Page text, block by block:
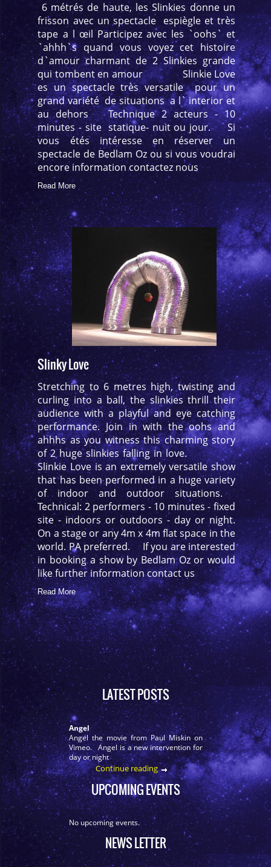
6 métrés de haute, les Slinkies donne un
frisson avec un spectacle espiègle et très
tape a l œil Participez avec les `oohs` et
`ahhh`s quand vous voyez cet histoire
d`amour charmant de 2 Slinkies grande
qui tombent en amour Slinkie Love
es un spectacle très versatile pour un
grand variété de situations a l` interior et
au dehors Technique 2 acteurs - 10
minutes - site statique- nuit ou jour. Si
vous étés intéresse en réserver un
spectacle de Bedlam Oz ou si vous voudrai
encore information contactez nous
Read More
Slinky Love
Stretching to 6 metres high, twisting and
curling into a ball, the slinkies thrill their
audience with a playful and eye catching
performance. Join in with the oohs and
ahhhs as you witness this charming story
of 2 huge slinkies falling in love.
Slinkie Love is an extremely versatile show
that has been performed in a huge variety
of indoor and outdoor situations.
Technical: 2 performers - 10 minutes - fixed
site - indoors or outdoors - day or night.
On a stage or any 4m x 4m flat space in the
world. PA preferred. If you are interested
in booking a show by Bedlam Oz or would
like further information contact us
Read More
LATEST POSTS
Angel
Angel the movie from Paul Miskin on
Vimeo. Angel is a new intervention for
day or night
Continue reading
UPCOMING EVENTS
No upcoming events.
NEWS LETTER